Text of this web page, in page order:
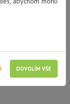
DOVOLÍM VŠE